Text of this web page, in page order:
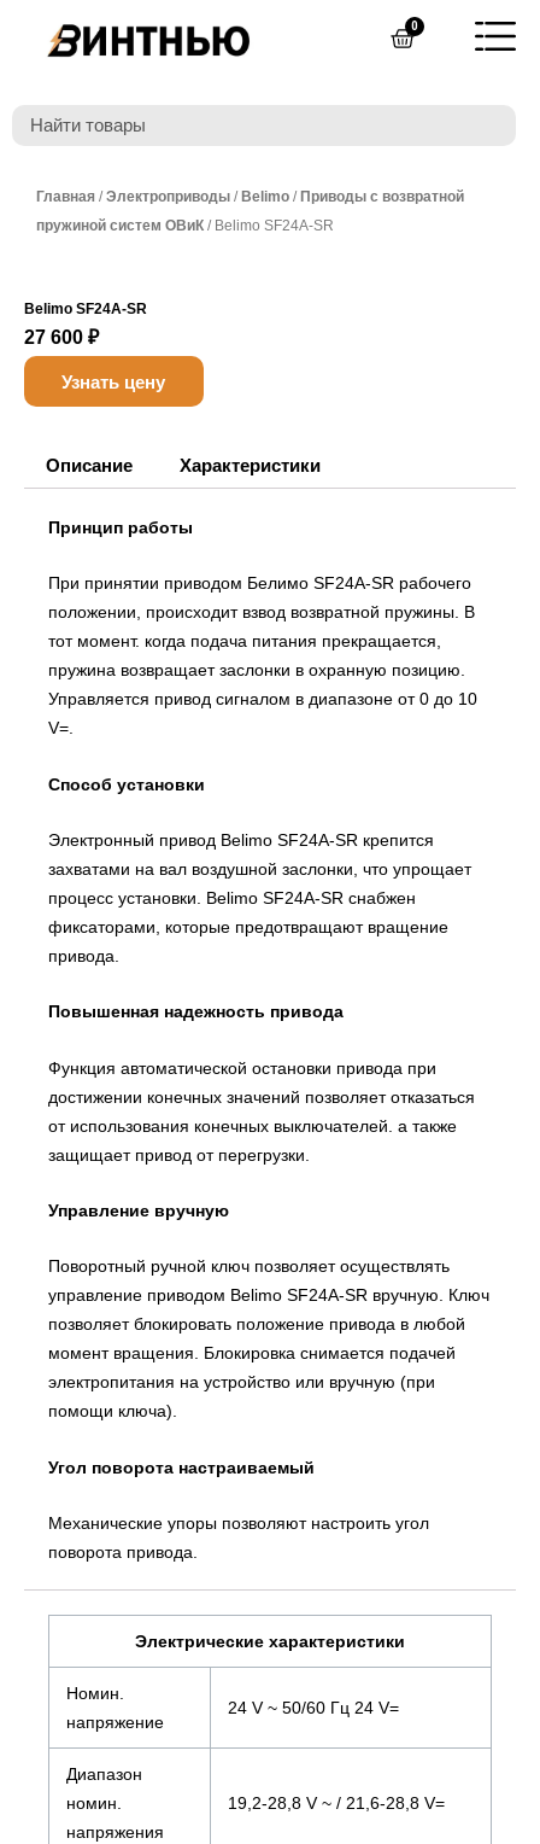
0Cart
Главная /Электроприводы / Belimo / Приводы с возвратной
пружиной систем ОВиК / Belimo SF24A-SR
Belimo SF24A-SR
27 600 ₽
Узнать цену
Описание Характеристики
Принцип работы
При принятии приводом Белимо SF24A-SR рабочего
положении, происходит взвод возвратной пружины. В
тот момент. когда подача питания прекращается,
пружина возвращает заслонки в охранную позицию.
Управляется привод сигналом в диапазоне от 0 до 10
V=.
Способ установки
Электронный привод Belimo SF24A-SR крепится
захватами на вал воздушной заслонки, что упрощает
процесс установки. Belimo SF24A-SR снабжен
фиксаторами, которые предотвращают вращение
привода.
Повышенная надежность привода
Функция автоматической остановки привода при
достижении конечных значений позволяет отказаться
от использования конечных выключателей. а также
защищает привод от перегрузки.
Управление вручную
Поворотный ручной ключ позволяет осуществлять
управление приводом Belimo SF24A-SR вручную. Ключ
позволяет блокировать положение привода в любой
момент вращения. Блокировка снимается подачей
электропитания на устройство или вручную (при
помощи ключа).
Угол поворота настраиваемый
Механические упоры позволяют настроить угол
поворота привода.
Электрические характеристики
Номин.
напряжение
24 V ~ 50/60 Гц 24 V=
Диапазон
номин.
напряжения
19,2-28,8 V ~ / 21,6-28,8 V=